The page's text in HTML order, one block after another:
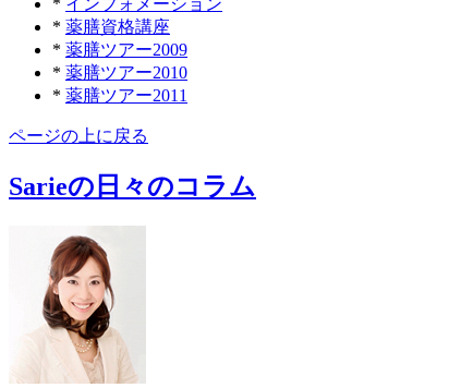
* 薬膳資格講座
* 薬膳ツアー2009
* 薬膳ツアー2010
* 薬膳ツアー2011
ページの上に戻る
Sarieの日々のコラム